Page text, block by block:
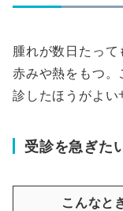
腫れが数日たって
赤みや熱をもつ
診したほうがよい
受診を急ぎた
こんなと